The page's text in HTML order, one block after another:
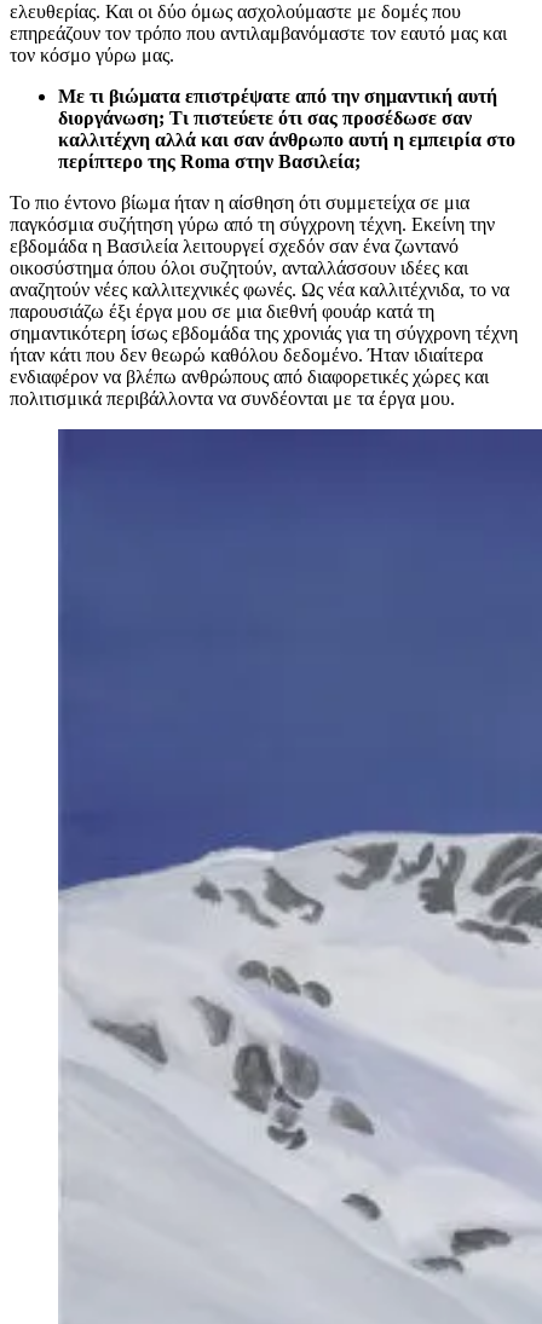
ελευθερίας. Και οι δύο όμως ασχολούμαστε με δομές που
επηρεάζουν τον τρόπο που αντιλαμβανόμαστε τον εαυτό μας και
τον κόσμο γύρω μας.
Με τι βιώματα επιστρέψατε από την σημαντική αυτή
διοργάνωση; Τι πιστεύετε ότι σας προσέδωσε σαν
καλλιτέχνη αλλά και σαν άνθρωπο αυτή η εμπειρία στο
περίπτερο της Roma στην Βασιλεία;
Το πιο έντονο βίωμα ήταν η αίσθηση ότι συμμετείχα σε μια
παγκόσμια συζήτηση γύρω από τη σύγχρονη τέχνη. Εκείνη την
εβδομάδα η Βασιλεία λειτουργεί σχεδόν σαν ένα ζωντανό
οικοσύστημα όπου όλοι συζητούν, ανταλλάσσουν ιδέες και
αναζητούν νέες καλλιτεχνικές φωνές. Ως νέα καλλιτέχνιδα, το να
παρουσιάζω έξι έργα μου σε μια διεθνή φουάρ κατά τη
σημαντικότερη ίσως εβδομάδα της χρονιάς για τη σύγχρονη τέχνη
ήταν κάτι που δεν θεωρώ καθόλου δεδομένο. Ήταν ιδιαίτερα
ενδιαφέρον να βλέπω ανθρώπους από διαφορετικές χώρες και
πολιτισμικά περιβάλλοντα να συνδέονται με τα έργα μου.